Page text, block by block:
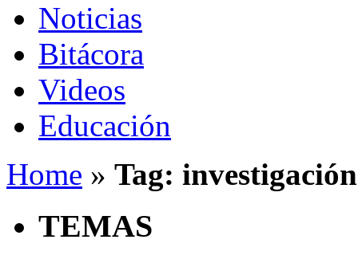
Noticias
Bitácora
Videos
Educación
Home » Tag: investigación
TEMAS